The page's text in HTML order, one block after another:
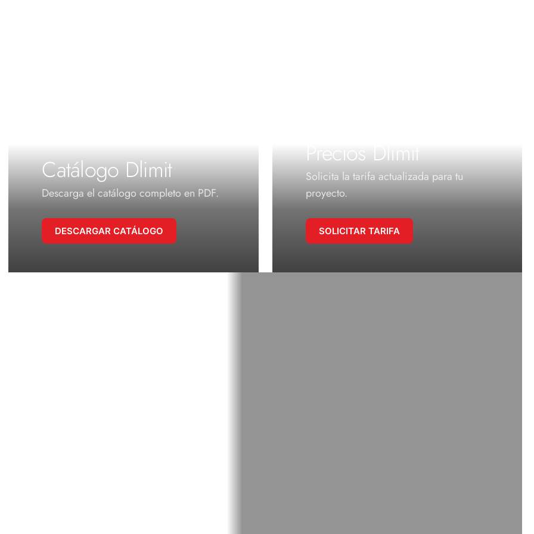
Catálogo Dlimit
Descarga el catálogo completo en PDF.
DESCARGAR CATÁLOGO
Precios Dlimit
Solicita la tarifa actualizada para tu
proyecto.
SOLICITAR TARIFA